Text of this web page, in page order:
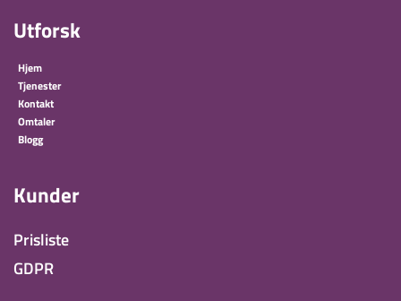
Utforsk
Hjem
Tjenester
Kontakt
Omtaler
Blogg
Kunder
Prisliste
GDPR